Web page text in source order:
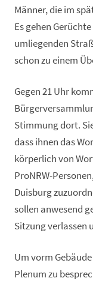
Männer, die im
Es gehen
umliegenden
schon zu einem
Gegen 21 Uhr
Stimmung dort.
dass ihnen das
körperlich von
ProNRW-
Duisburg
sollen anwesend
Sitzung verlassen
Um vorm
Plenum zu